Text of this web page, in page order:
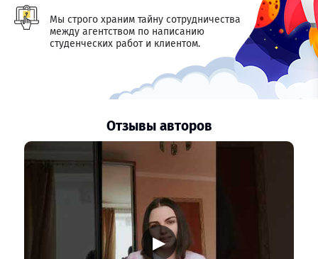
Мы строго храним тайну сотрудничества
между агентством по написанию
студенческих работ и клиентом.
Отзывы авторов
▶